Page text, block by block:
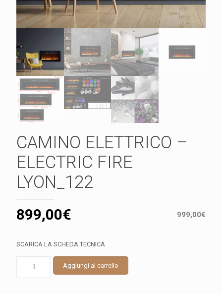
CAMINO ELETTRICO –
ELECTRIC FIRE
LYON_122
999,00€
899,00€
SCARICA LA SCHEDA TECNICA
ELETTRICO
Aggiungi al carrello